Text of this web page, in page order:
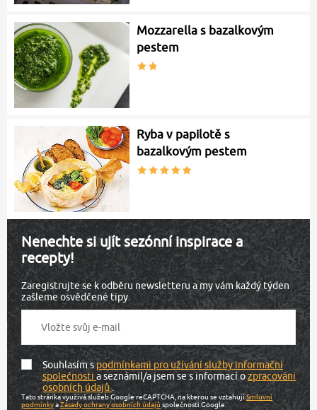
Mozzarella s bazalkovým
pestem
Ryba v papilotě s
bazalkovým pestem
Nenechte si ujít sezónní inspirace a
recepty!
Zaregistrujte se k odběru newsletteru a my vám každý týden
zašleme osvědčené tipy.
Souhlasím spodmínkami pro užívání služby informační
společnostia seznámil/a jsem se s informací ozpracování
osobních údajů.
Tato stránka využívá služeb Google reCAPTCHA, na kterou se vztahujíSmluvní
podmínkyaZásady ochrany osobních údajůspolečnosti Google.